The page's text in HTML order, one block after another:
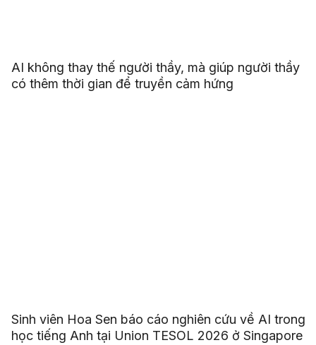
AI không thay thế người thầy, mà giúp người thầy
có thêm thời gian để truyền cảm hứng
Sinh viên Hoa Sen báo cáo nghiên cứu về AI trong
học tiếng Anh tại Union TESOL 2026 ở Singapore